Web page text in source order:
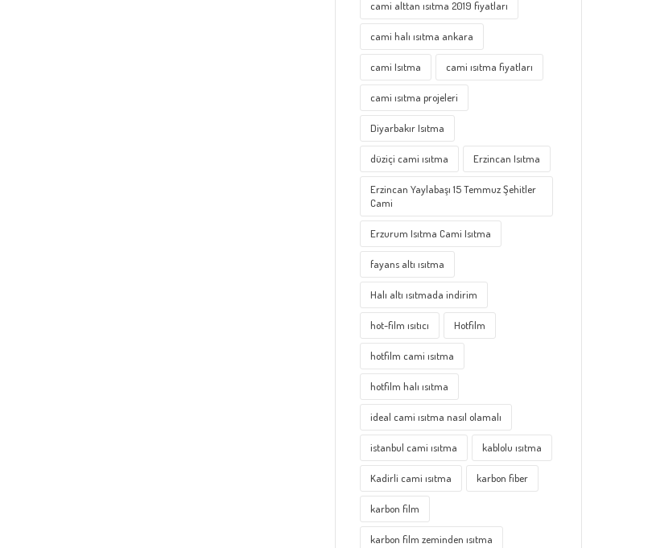
cami alttan ısıtma 2019 fiyatları
cami halı ısıtma ankara
cami Isıtma cami ısıtma fiyatları
cami ısıtma projeleri
Diyarbakır Isıtma
düziçi cami ısıtma Erzincan Isıtma
Erzincan Yaylabaşı 15 Temmuz Şehitler
Cami
Erzurum Isıtma Cami Isıtma
fayans altı ısıtma
Halı altı ısıtmada indirim
hot-film ısıtıcı Hotfilm
hotfilm cami ısıtma
hotfilm halı ısıtma
ideal cami ısıtma nasıl olamalı
istanbul cami ısıtma kablolu ısıtma
Kadirli cami ısıtma karbon fiber
karbon film
karbon film zeminden ısıtma